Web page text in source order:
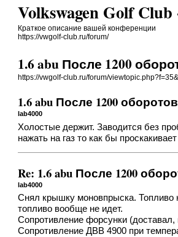
Volkswagen Golf
Краткое описание вашей конференции
https://vwgolf-club.ru/forum/
1.6 abu После 1200
https://vwgolf-club.ru/forum/
1.6 abu После 1200
lab4000
Холостые держит. Заводится без
нажать на газ то как бы
Re: 1.6 abu После 1200
lab4000
Снял крышку моновпрыска. Топливо
топливо вообще не идет.
Сопротивление форсунки (доставал,
Сопротивление ДВВ 4900 при